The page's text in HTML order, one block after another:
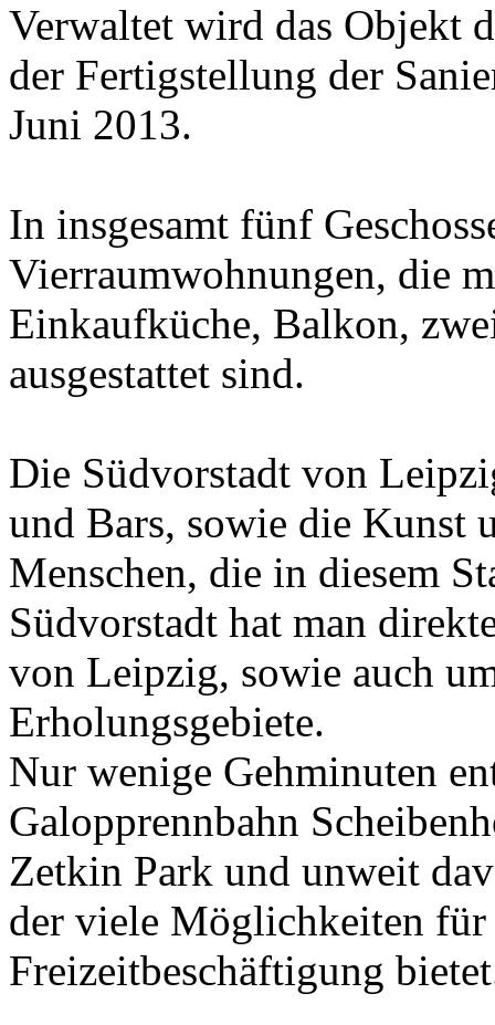
Verwaltet wird das Objekt
der Fertigstellung der
Juni 2013.
In insgesamt fünf
Vierraumwohnungen, die
Einkaufküche, Balkon,
ausgestattet sind.
Die Südvorstadt von
und Bars, sowie die Kunst
Menschen, die in diesem
Südvorstadt hat man
von Leipzig, sowie auch
Erholungsgebiete.
Nur wenige Gehminuten
Galopprennbahn
Zetkin Park und unweit
der viele Möglichkeiten für
Freizeitbeschäftigung